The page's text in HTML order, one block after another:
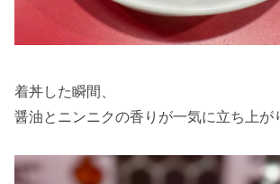
着丼した瞬間、
醤油とニンニクの香りが一気に立ち上が